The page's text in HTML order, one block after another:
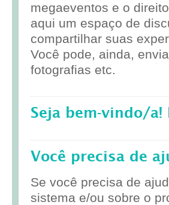
megaeventos e o
aqui um espaço de
compartilhar suas
Você pode, ainda,
fotografias etc.
Seja bem-vindo/a!
Você precisa de
Se você precisa de
sistema e/ou sobre o